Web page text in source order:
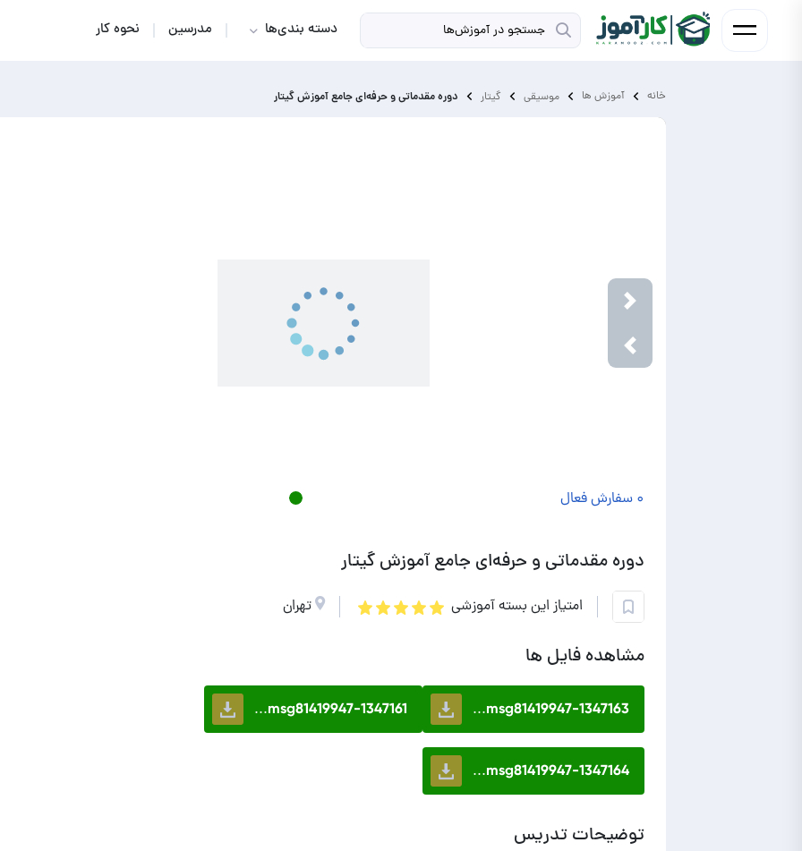
دسته بندی‌ها مدرسین نحوه کار
خانه آموزش ‌ها موسیقی گیتار دوره مقدماتی و حرفه‌‌ای جامع آموزش گیتار
Previous
Next
۰ سفارش فعال
دوره مقدماتی و حرفه‌‌ای جامع آموزش گیتار
امتیاز این بسته آموزشی تهران
مشاهده فایل ها
msg81419947-1347163...
msg81419947-1347161...
msg81419947-1347164...
توضیحات تدریس